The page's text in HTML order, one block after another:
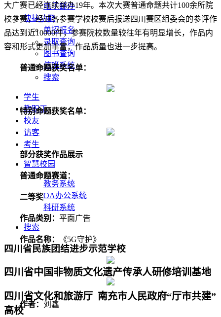
电子邮件
快捷功能
单招报名
录取查询
图书查询
值班系统
搜索
学生
教职工
校友
访客
考生
智慧校园
教务系统
OA办公系统
科研系统
搜索
四川省民族团结进步示范学校
四川省中国非物质文化遗产传承人研修培训基地
四川省文化和旅游厅 南充市人民政府“厅市共建”
高校
大广赛已经连续举办19年。本次大赛普通命题共计100余所院
校参赛，经过各参赛学校校赛后报送四川赛区组委会的参评作
品达到近10000件，参赛院校数量较往年有明显增长，作品内
容和形式更加丰富，作品质量也进一步提高。
普通命题获奖名单：
特别命题获奖名单：
部分获奖作品展示
普通命题赛道：
二等奖
作品类别： 平面广告
作品名称： 《5G守护》
作者： 刘鑫